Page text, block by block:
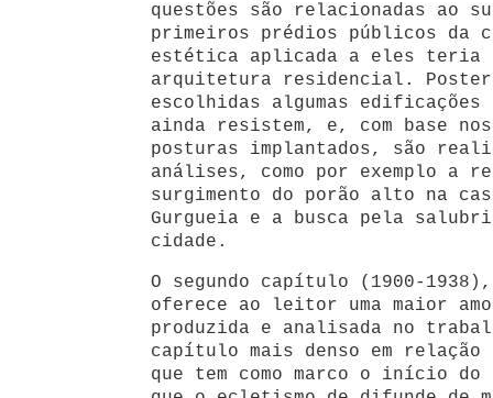
questões são relacionadas ao
primeiros prédios públicos da
estética aplicada a eles teria
arquitetura residencial.
escolhidas algumas edificações
ainda resistem, e, com base
posturas implantados, são
análises, como por exemplo a
surgimento do porão alto na
Gurgueia e a busca pela
cidade.
O segundo capítulo (1900-
oferece ao leitor uma maior
produzida e analisada no
capítulo mais denso em
que tem como marco o início do